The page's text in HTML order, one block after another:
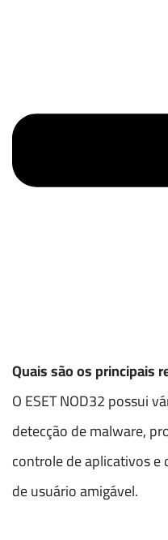
Quais são os principais
O ESET NOD32 possui
detecção de malware,
controle de aplicativos
de usuário amigável.